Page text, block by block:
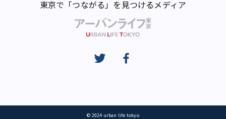
東京で「つながる」を見つけるメディア
© 2024 urban life tokyo